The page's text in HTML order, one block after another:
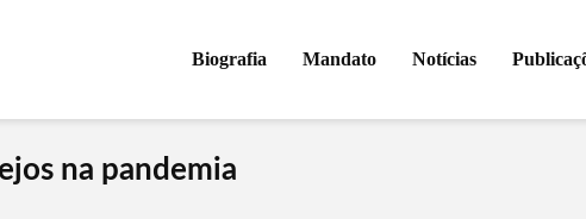
Biografia Mandato Notícias
na pandemia